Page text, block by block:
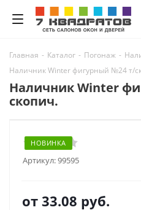
Главная - Каталог - Погонаж -
Наличник Winter фигурный №24 т/
Наличник Winter
скопич.
НОВИНКА
Артикул:99595
от 33.08 руб.